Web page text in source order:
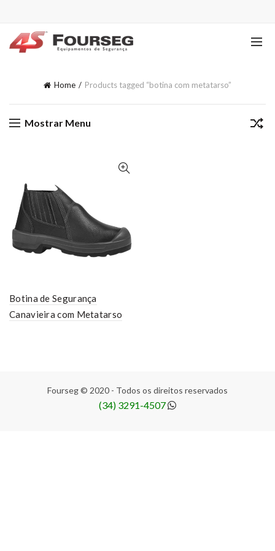
Home Products tagged “botina com metatarso”
Mostrar Menu
Botina de Segurança
Canavieira com Metatarso
Fourseg © 2020 - Todos os direitos reservados
(34) 3291-4507